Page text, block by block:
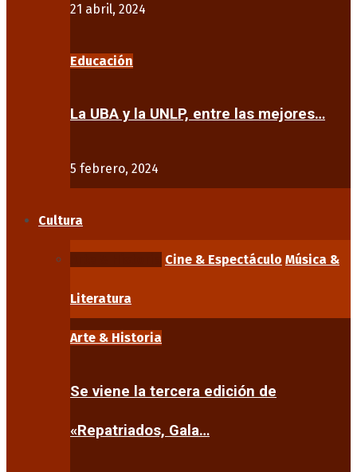
21 abril, 2024
Educación
La UBA y la UNLP, entre las mejores…
5 febrero, 2024
Cultura
Cine & Espectáculo Música &
Literatura
Arte & Historia
Se viene la tercera edición de
«Repatriados, Gala…